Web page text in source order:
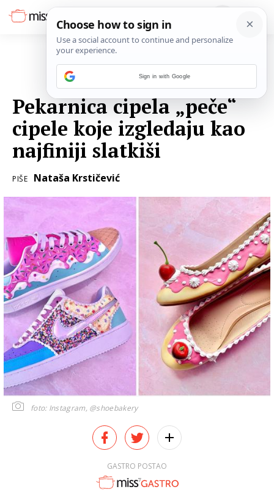
Pekarnica cipela „peče“
cipele koje izgledaju kao
najfiniji slatkiši
PIŠE Nataša Krstičević
foto: Instagram, @shoebakery
GASTRO POSTAO
Sign in with Google